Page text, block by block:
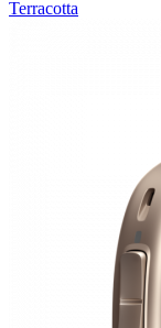
Terracotta